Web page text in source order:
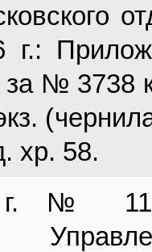
г.:
за № 3738
хр. 58.
г. №